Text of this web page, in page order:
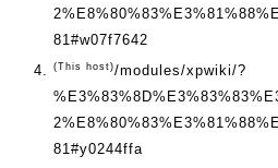
81#w07f7642
(This host)/modules/xpwiki/?
81#y0244ffa